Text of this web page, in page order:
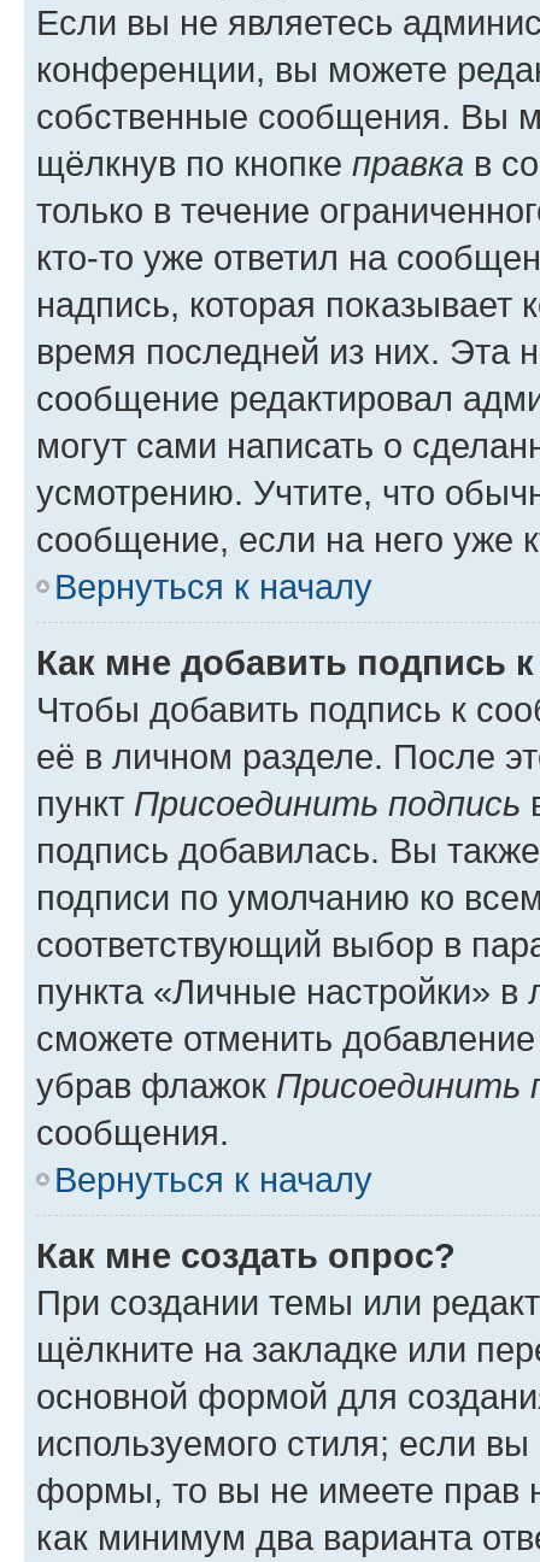
Если вы не являетесь
конференции, вы можете
собственные сообщения. Вы
щёлкнув по кнопке правка в
только в течение
кто-то уже ответил на
надпись, которая показывает
время последней из них. Эта
сообщение редактировал
могут сами написать о
усмотрению. Учтите, что
сообщение, если на него уже
Вернуться к началу
Как мне добавить подпись
Чтобы добавить подпись к
её в личном разделе. После
пункт Присоединить подпись
подпись добавилась. Вы
подписи по умолчанию ко
соответствующий выбор в
пункта «Личные настройки»
сможете отменить
убрав флажок Присоединить
сообщения.
Вернуться к началу
Как мне создать опрос?
При создании темы или
щёлкните на закладке или
основной формой для
используемого стиля; если
формы, то вы не имеете прав
как минимум два варианта